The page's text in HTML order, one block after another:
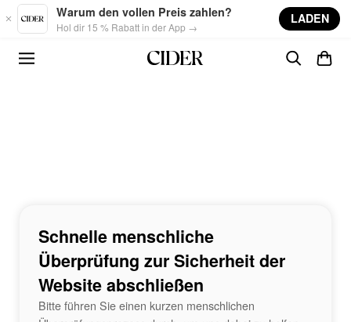
Skip to main content
Warum den vollen Preis zahlen?
Hol dir 15 % Rabatt in der App →
LADEN
Schnelle menschliche
Überprüfung zur Sicherheit der
Website abschließen
Bitte führen Sie einen kurzen menschlichen